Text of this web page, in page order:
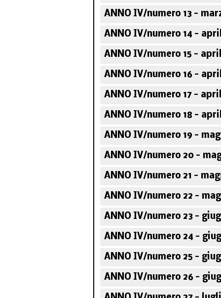
ANNO IV/numero 13 -
ANNO IV/numero 14 -
ANNO IV/numero 15 -
ANNO IV/numero 16 -
ANNO IV/numero 17 -
ANNO IV/numero 18 -
ANNO IV/numero 19 -
ANNO IV/numero 20 -
ANNO IV/numero 21 -
ANNO IV/numero 22 -
ANNO IV/numero 23 -
ANNO IV/numero 24 -
ANNO IV/numero 25 -
ANNO IV/numero 26 -